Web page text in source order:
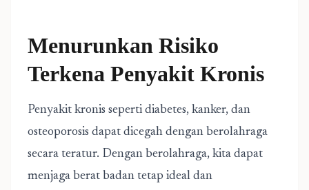
Menurunkan Risiko
Terkena Penyakit Kronis
Penyakit kronis seperti diabetes, kanker, dan
osteoporosis dapat dicegah dengan berolahraga
secara teratur. Dengan berolahraga, kita dapat
menjaga berat badan tetap ideal dan